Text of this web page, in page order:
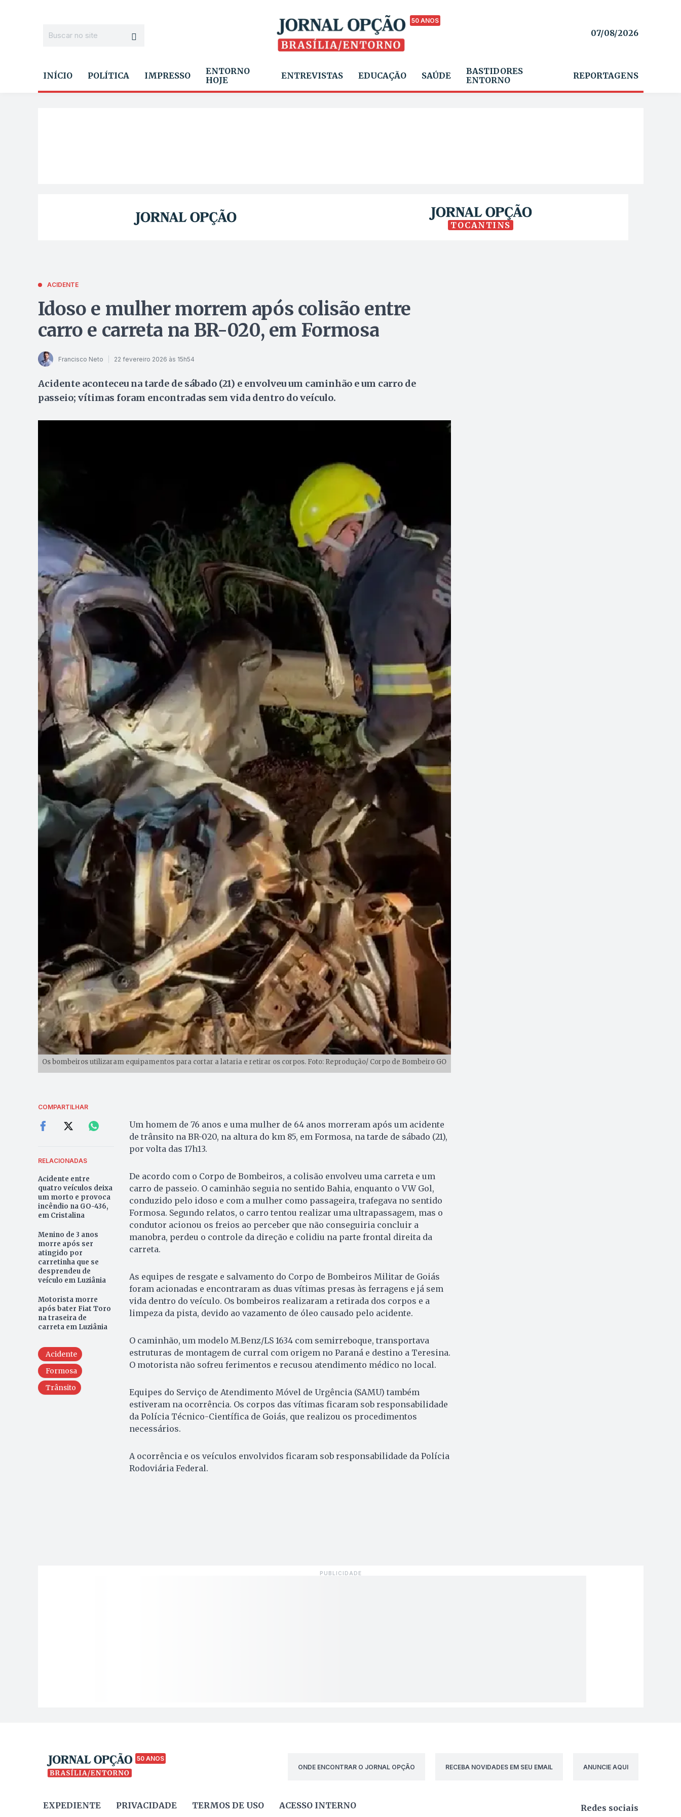
50 ANOS
07/08/2026
INÍCIO POLÍTICA IMPRESSO
ENTORNO
HOJE
ENTREVISTAS EDUCAÇÃO SAÚDE
BASTIDORES
ENTORNO
REPORTAGENS
TOCANTINS
ACIDENTE
Idoso e mulher morrem após colisão entre
carro e carreta na BR-020, em Formosa
Francisco Neto 22 fevereiro 2026 às 15h54
Acidente aconteceu na tarde de sábado (21) e envolveu um caminhão e um carro de
passeio; vítimas foram encontradas sem vida dentro do veículo.
Os bombeiros utilizaram equipamentos para cortar a lataria e retirar os corpos. Foto: Reprodução/ Corpo de Bombeiro GO
COMPARTILHAR
RELACIONADAS
Acidente entre
quatro veículos deixa
um morto e provoca
incêndio na GO-436,
em Cristalina
Menino de 3 anos
morre após ser
atingido por
carretinha que se
desprendeu de
veículo em Luziânia
Motorista morre
após bater Fiat Toro
na traseira de
carreta em Luziânia
Acidente
Formosa
Trânsito
Um homem de 76 anos e uma mulher de 64 anos morreram após um acidente
de trânsito na BR-020, na altura do km 85, em Formosa, na tarde de sábado (21),
por volta das 17h13.
De acordo com o Corpo de Bombeiros, a colisão envolveu uma carreta e um
carro de passeio. O caminhão seguia no sentido Bahia, enquanto o VW Gol,
conduzido pelo idoso e com a mulher como passageira, trafegava no sentido
Formosa. Segundo relatos, o carro tentou realizar uma ultrapassagem, mas o
condutor acionou os freios ao perceber que não conseguiria concluir a
manobra, perdeu o controle da direção e colidiu na parte frontal direita da
carreta.
As equipes de resgate e salvamento do Corpo de Bombeiros Militar de Goiás
foram acionadas e encontraram as duas vítimas presas às ferragens e já sem
vida dentro do veículo. Os bombeiros realizaram a retirada dos corpos e a
limpeza da pista, devido ao vazamento de óleo causado pelo acidente.
O caminhão, um modelo M.Benz/LS 1634 com semirreboque, transportava
estruturas de montagem de curral com origem no Paraná e destino a Teresina.
O motorista não sofreu ferimentos e recusou atendimento médico no local.
Equipes do Serviço de Atendimento Móvel de Urgência (SAMU) também
estiveram na ocorrência. Os corpos das vítimas ficaram sob responsabilidade
da Polícia Técnico-Científica de Goiás, que realizou os procedimentos
necessários.
A ocorrência e os veículos envolvidos ficaram sob responsabilidade da Polícia
Rodoviária Federal.
50 ANOS
ONDE ENCONTRAR O JORNAL OPÇÃO
RECEBA NOVIDADES EM SEU EMAIL ANUNCIE AQUI
EXPEDIENTE PRIVACIDADE TERMOS DE USO ACESSO INTERNO Redes sociais